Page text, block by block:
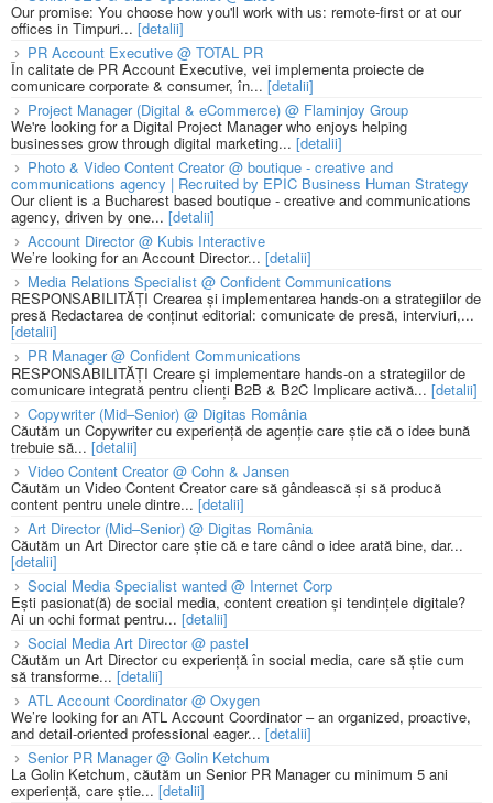
Our promise: You choose how you'll work with us: remote-first or at our
offices in Timpuri... [detalii]
PR Account Executive @ TOTAL PR
În calitate de PR Account Executive, vei implementa proiecte de
comunicare corporate & consumer, în... [detalii]
Project Manager (Digital & eCommerce) @ Flaminjoy Group
We're looking for a Digital Project Manager who enjoys helping
businesses grow through digital marketing... [detalii]
Photo & Video Content Creator @ boutique - creative and
communications agency | Recruited by EPIC Business Human Strategy
Our client is a Bucharest based boutique - creative and communications
agency, driven by one... [detalii]
Account Director @ Kubis Interactive
We’re looking for an Account Director... [detalii]
Media Relations Specialist @ Confident Communications
RESPONSABILITĂȚI Crearea și implementarea hands-on a strategiilor de
presă Redactarea de conținut editorial: comunicate de presă, interviuri,...
[detalii]
PR Manager @ Confident Communications
RESPONSABILITĂȚI Creare și implementare hands-on a strategiilor de
comunicare integrată pentru clienți B2B & B2C Implicare activă... [detalii]
Copywriter (Mid–Senior) @ Digitas România
Căutăm un Copywriter cu experiență de agenție care știe că o idee bună
trebuie să... [detalii]
Video Content Creator @ Cohn & Jansen
Căutăm un Video Content Creator care să gândească și să producă
content pentru unele dintre... [detalii]
Art Director (Mid–Senior) @ Digitas România
Căutăm un Art Director care știe că e tare când o idee arată bine, dar...
[detalii]
Social Media Specialist wanted @ Internet Corp
Ești pasionat(ă) de social media, content creation și tendințele digitale?
Ai un ochi format pentru... [detalii]
Social Media Art Director @ pastel
Căutăm un Art Director cu experiență în social media, care să știe cum
să transforme... [detalii]
ATL Account Coordinator @ Oxygen
We’re looking for an ATL Account Coordinator – an organized, proactive,
and detail-oriented professional eager... [detalii]
Senior PR Manager @ Golin Ketchum
La Golin Ketchum, căutăm un Senior PR Manager cu minimum 5 ani
experiență, care știe... [detalii]